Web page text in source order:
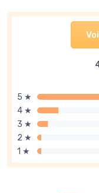
5 ★
4 ★
3 ★
2 ★
1 ★